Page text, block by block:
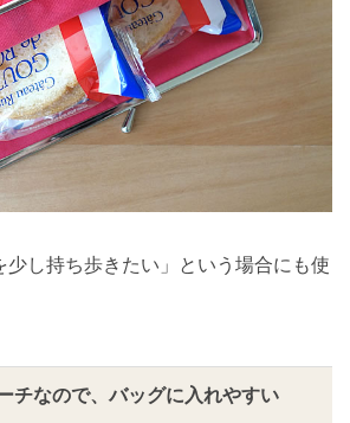
少し持ち歩きたい」という場合にも使
チなので、バッグに入れやすい